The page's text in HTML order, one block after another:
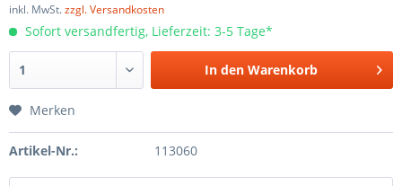
inkl. MwSt.zzgl. Versandkosten
Sofort versandfertig, Lieferzeit: 3-5 Tage*
In den Warenkorb
Merken
Artikel-Nr.: 113060